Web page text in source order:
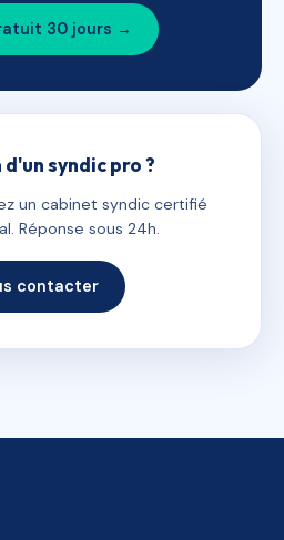
30 jours →
d'un syndic pro ?
un cabinet syndic certifié
Réponse sous 24h.
contacter